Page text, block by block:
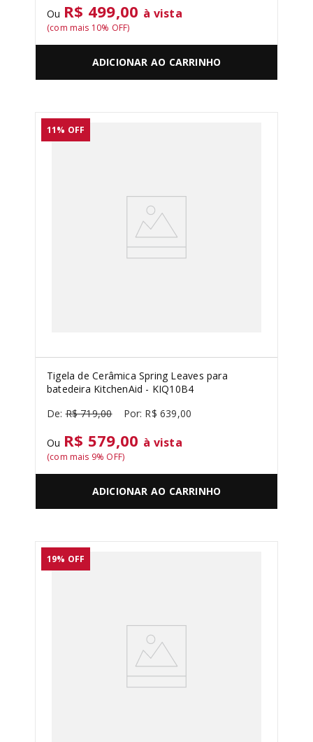
Ou R$ 499,00 à vista
(com mais 10% OFF)
ADICIONAR AO CARRINHO
11% OFF
Tigela de Cerâmica Spring Leaves para
batedeira KitchenAid - KIQ10B4
R$ 719,00 R$ 639,00
Ou R$ 579,00 à vista
(com mais 9% OFF)
ADICIONAR AO CARRINHO
19% OFF